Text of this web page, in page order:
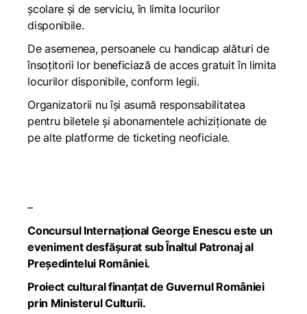
școlare și de serviciu, în limita locurilor
disponibile.
De asemenea, persoanele cu handicap alături de
însoțitorii lor beneficiază de acces gratuit în limita
locurilor disponibile, conform legii.
Organizatorii nu își asumă responsabilitatea
pentru biletele și abonamentele achiziționate de
pe alte platforme de ticketing neoficiale.
–
Concursul Internațional George Enescu este un
eveniment desfășurat sub Înaltul Patronaj al
Președintelui României.
Proiect cultural finanțat de Guvernul României
prin Ministerul Culturii.